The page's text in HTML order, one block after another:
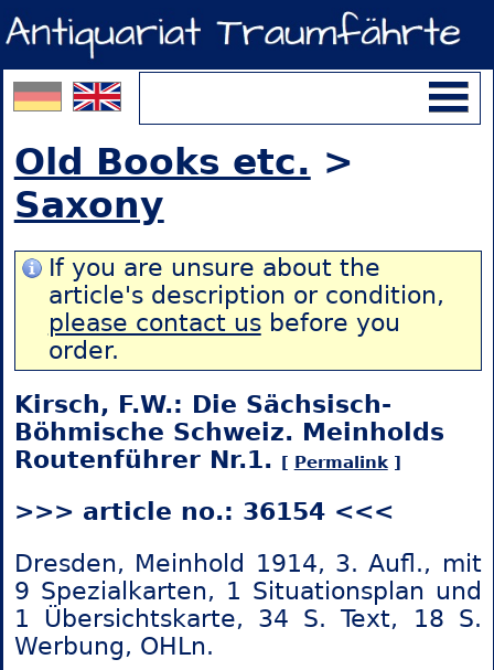
Old Books etc. >
Saxony
If you are unsure about the
article's description or condition,
please contact usbefore you
order.
Kirsch, F.W.: Die Sächsisch-
Böhmische Schweiz. Meinholds
Routenführer Nr.1.
[ Permalink]
>>> article no.: 36154 <<<
Dresden, Meinhold 1914, 3. Aufl., mit
9 Spezialkarten, 1 Situationsplan und
1 Übersichtskarte, 34 S. Text, 18 S.
Werbung, OHLn.